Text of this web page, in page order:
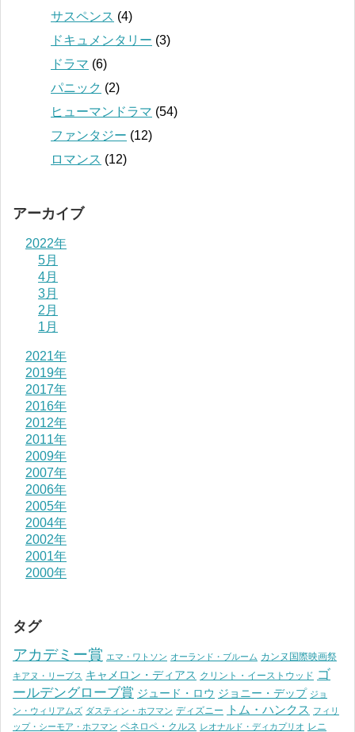
サスペンス (4)
ドキュメンタリー (3)
ドラマ (6)
パニック (2)
ヒューマンドラマ (54)
ファンタジー (12)
ロマンス (12)
アーカイブ
2022年
5月
4月
3月
2月
1月
2021年
2019年
2017年
2016年
2012年
2011年
2009年
2007年
2006年
2005年
2004年
2002年
2001年
2000年
タグ
アカデミー賞 エマ・ワトソン オーランド・ブルーム カンヌ国際映画祭
キアヌ・リーブス キャメロン・ディアス クリント・イーストウッド ゴ
ールデングローブ賞 ジュード・ロウ ジョニー・デップ ジョ
ン・ウィリアムズ ダスティン・ホフマン ディズニー トム・ハンクス フィリ
ップ・シーモア・ホフマン ペネロペ・クルス レオナルド・ディカプリオ レニ